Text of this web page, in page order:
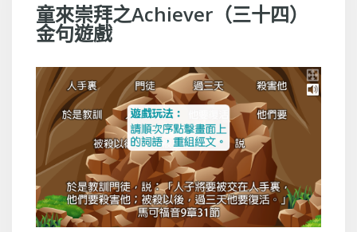
童來崇拜之Achiever（三十四）
金句遊戲